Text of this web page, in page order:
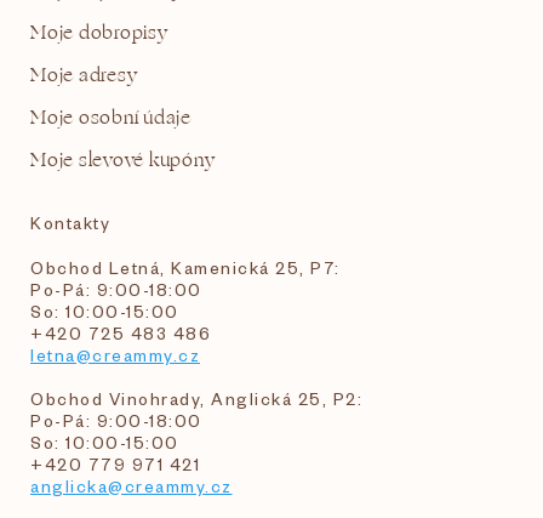
Moje dobropisy
Moje adresy
Moje osobní údaje
Moje slevové kupóny
Kontakty
Obchod Letná, Kamenická 25, P7:
Po-Pá: 9:00-18:00
So: 10:00-15:00
+420 725 483 486
letna@creammy.cz
Obchod Vinohrady, Anglická 25, P2:
Po-Pá: 9:00-18:00
So: 10:00-15:00
+420 779 971 421
anglicka@creammy.cz